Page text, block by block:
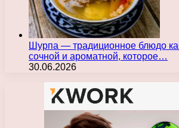
Шурпа — традиционное блюдо
сочной и ароматной, которое…
30.06.2026